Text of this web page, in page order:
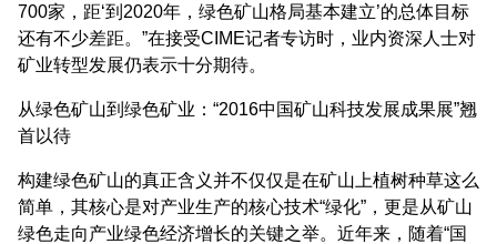
700家，距‘到2020年，绿色矿山格局基本建立’的总体目标
还有不少差距。”在接受CIME记者专访时，业内资深人士对
矿业转型发展仍表示十分期待。
从绿色矿山到绿色矿业：“2016中国矿山科技发展成果展”翘
首以待
构建绿色矿山的真正含义并不仅仅是在矿山上植树种草这么
简单，其核心是对产业生产的核心技术“绿化”，更是从矿山
绿色走向产业绿色经济增长的关键之举。近年来，随着“国